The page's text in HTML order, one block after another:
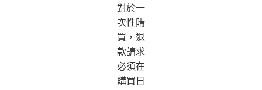
對於一
次性購
買，退
款請求
必須在
購買日